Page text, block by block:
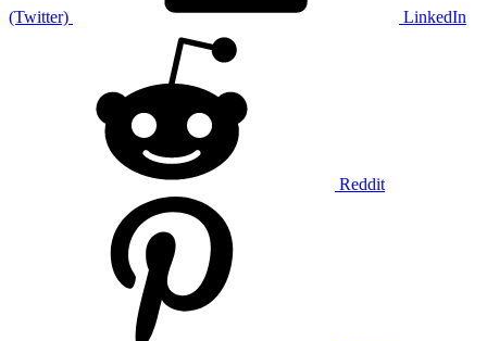
(Twitter) LinkedIn
Reddit